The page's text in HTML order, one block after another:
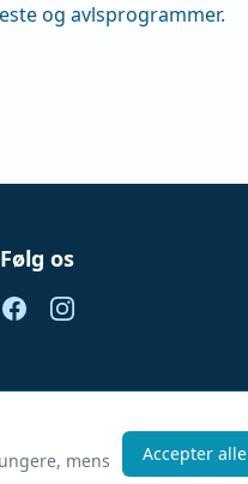
og avlsprogrammer.
mens
Accepter alle
Følg os
FacebookInstagram